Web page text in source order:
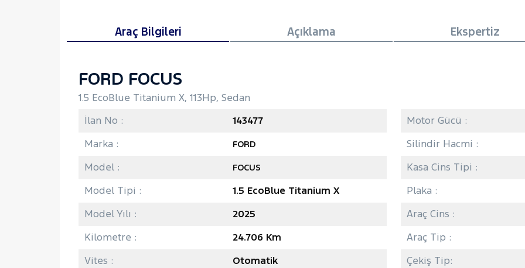
Araç Bilgileri Açıklama Ekspertiz
FORD FOCUS
1.5 EcoBlue Titanium X, 113Hp, Sedan
İlan No :
143477
Marka :
FORD
Model : FOCUS
Model Tipi :
1.5 EcoBlue Titanium X
Model Yılı :
2025
Kilometre :
24.706 Km
Vites :
Otomatik
Motor Gücü :
Silindir Hacmi :
Kasa Cins Tipi :
Plaka :
Araç Cins :
Araç Tip :
Çekiş Tip: